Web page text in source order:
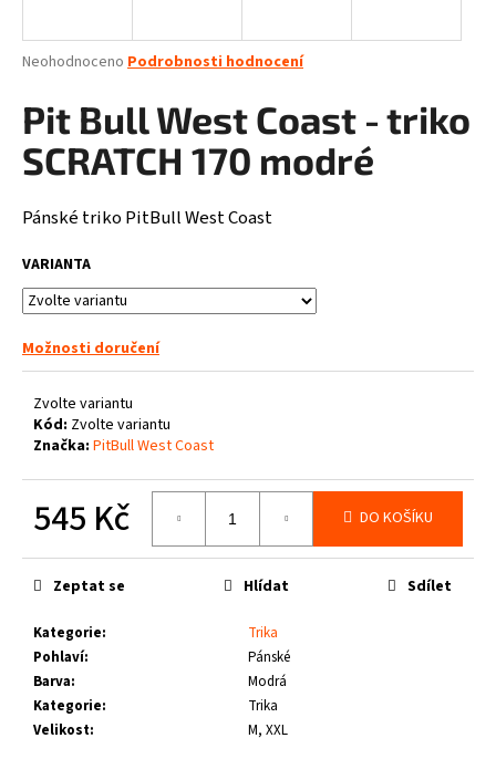
Průměrné
produktu
je
0,0
z
hvězdiček.
Neohodnoceno Podrobnosti hodnocení
Pit Bull West Coast - triko
SCRATCH 170 modré
Pánské triko PitBull West Coast
VARIANTA
Možnosti doručení
Zvolte variantu
Kód: Zvolte variantu
Značka: PitBull West Coast
545 Kč
cena:
DO KOŠÍKU
Kategorie:
Trika
Pohlaví:
Pánské
Barva:
Modrá
Kategorie:
Trika
Velikost: M, XXL
Zeptat se Hlídat Sdílet
j
t
?
D
o
p
o
u
u
m
PIT
BULL
WEST
COAST